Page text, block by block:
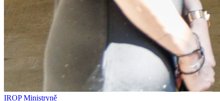
IROP Ministryně